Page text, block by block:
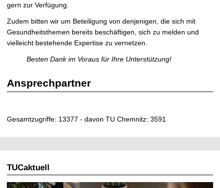
gern zur Verfügung.
Zudem bitten wir um Beteiligung von denjenigen, die sich mit
Gesundheitsthemen bereits beschäftigen, sich zu melden und
vielleicht bestehende Expertise zu vernetzen.
Besten Dank im Voraus für Ihre Unterstützung!
Ansprechpartner
Gesamtzugriffe: 13377 - davon TU Chemnitz: 3591
TUCaktuell